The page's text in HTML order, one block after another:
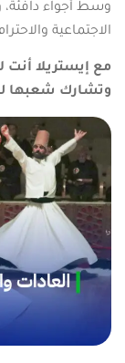
وسط أجواء دافئة،
الاجتماعية
مع إيستريلا أنت
وتشارك شعبها